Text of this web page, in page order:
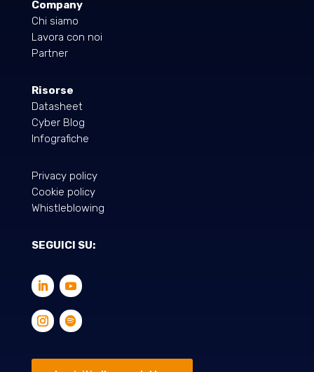
Company
Chi siamo
Lavora con noi
Partner
Risorse
Datasheet
Cyber Blog
Infografiche
Privacy policy
Cookie policy
Whistleblowing
SEGUICI SU: